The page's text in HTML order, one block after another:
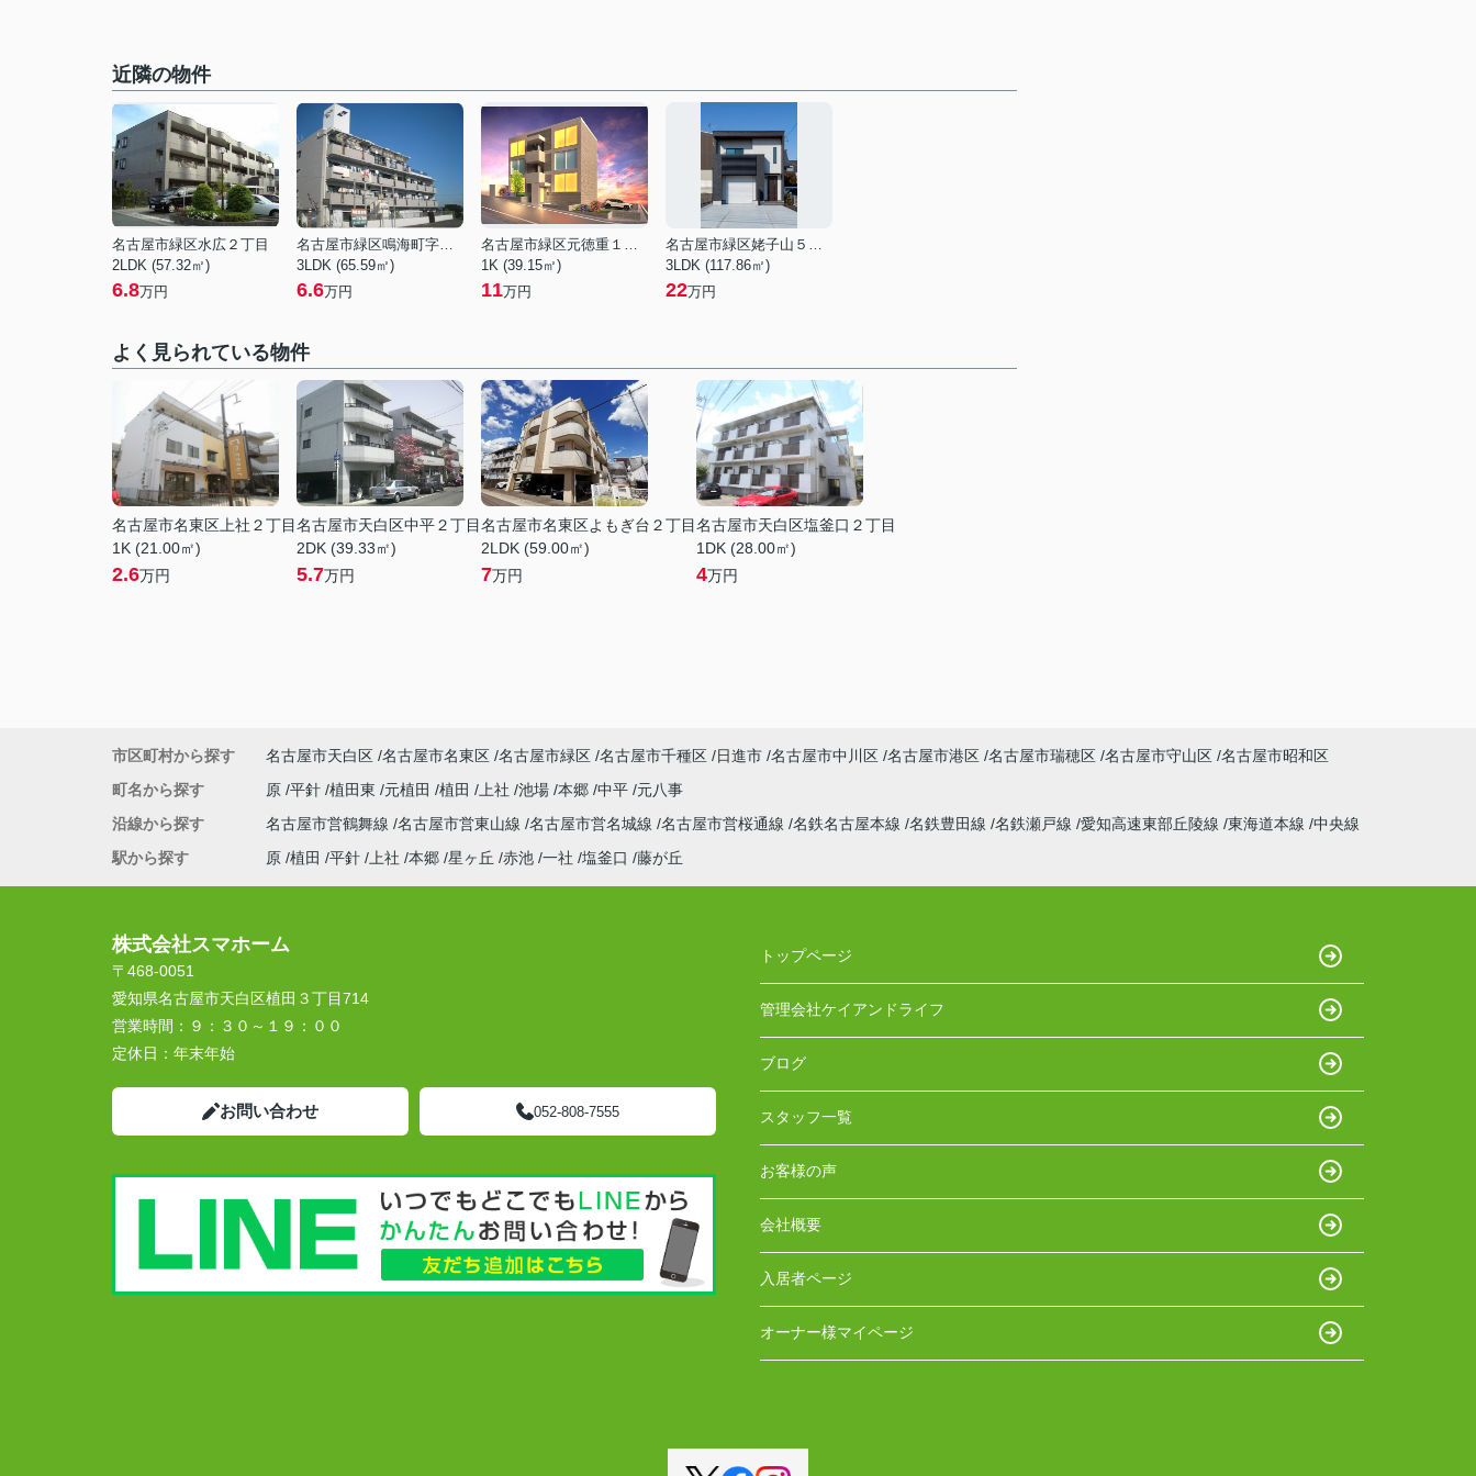
近隣の物件
名古屋市緑区水広２丁目
2LDK (57.32㎡)
6.8万円
名古屋市緑区鳴海町字赤塚
3LDK (65.59㎡)
6.6万円
名古屋市緑区元徳重１丁目
1K (39.15㎡)
11万円
名古屋市緑区姥子山５丁目
3LDK (117.86㎡)
22万円
よく見られている物件
名古屋市名東区上社２丁目
1K (21.00㎡)
2.6万円
名古屋市天白区中平２丁目
2DK (39.33㎡)
5.7万円
名古屋市名東区よもぎ台２丁目
2LDK (59.00㎡)
7万円
名古屋市天白区塩釜口２丁目
1DK (28.00㎡)
4万円
市区町村から探す 名古屋市天白区 名古屋市名東区 名古屋市緑区 名古屋市千種区 日進市 名古屋市中川区 名古屋市港区 名古屋市瑞穂区 名古屋市守山区 名古屋市昭和区
町名から探す
原 平針 植田東 元植田 植田 上社 池場 本郷 中平 元八事
沿線から探す
名古屋市営鶴舞線 名古屋市営東山線 名古屋市営名城線 名古屋市営桜通線 名鉄名古屋本線 名鉄豊田線 名鉄瀬戸線 愛知高速東部丘陵線 東海道本線 中央線
駅から探す
原 植田 平針 上社 本郷 星ヶ丘 赤池 一社 塩釜口 藤が丘
株式会社スマホーム
〒468-0051
愛知県名古屋市天白区植田３丁目714
営業時間： ９：３０～１９：００
定休日： 年末年始
お問い合わせ 052-808-7555
トップページ
管理会社ケイアンドライフ
ブログ
スタッフ一覧
お客様の声
会社概要
入居者ページ
オーナー様マイページ